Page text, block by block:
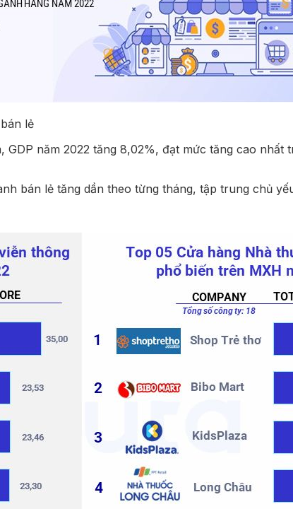
lẻ
năm 2022 tăng 8,02%, đạt mức tăng cao
bán lẻ tăng dần theo từng tháng, tập trung chủ